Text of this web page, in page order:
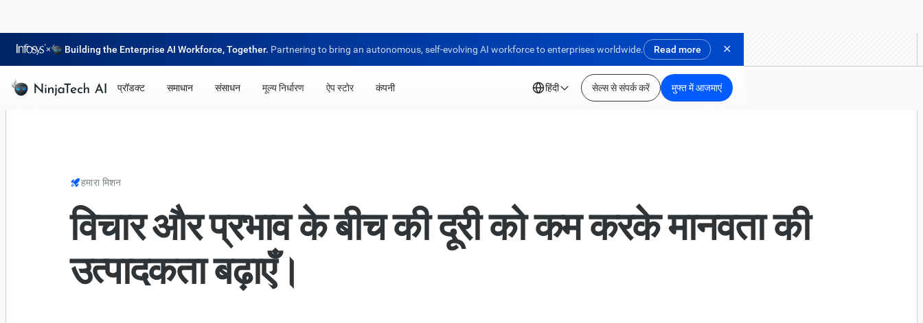
× Building the Enterprise AI Workforce, Together. Partnering to bring an autonomous, self-evolving AI workforce to enterprises worldwide. Read more ✕
प्रॉडक्ट समाधान संसाधन मूल्य निर्धारण ऐप स्टोर कंपनी हिंदी सेल्स से संपर्क करें मुफ्त में आजमाएं
हमारा मिशन
विचार और प्रभाव के बीच की दूरी को कम करके मानवता की
उत्पादकता बढ़ाएँ।